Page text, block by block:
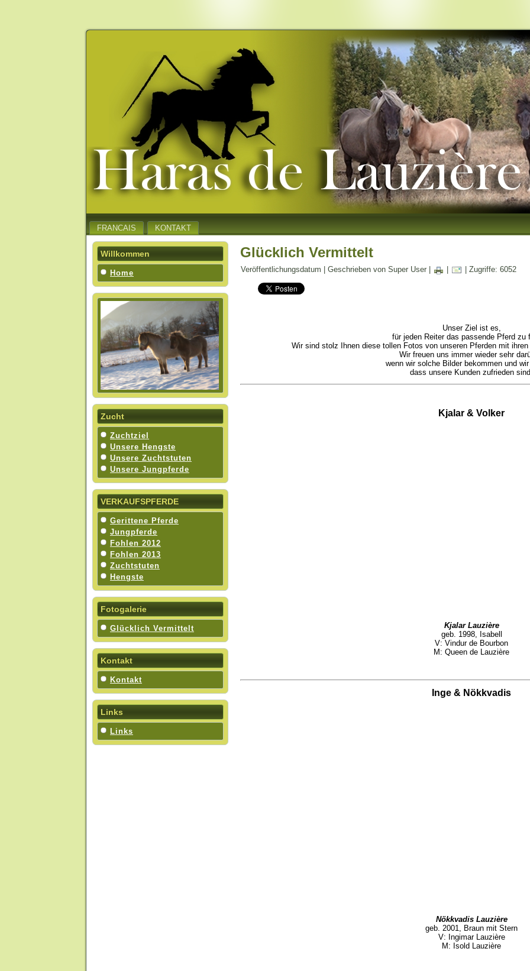
FRANCAIS KONTAKT
Willkommen
Home
Zucht
Zuchtziel
Unsere Hengste
Unsere Zuchtstuten
Unsere Jungpferde
VERKAUFSPFERDE
Gerittene Pferde
Jungpferde
Fohlen 2012
Fohlen 2013
Zuchtstuten
Hengste
Fotogalerie
Glücklich Vermittelt
Kontakt
Kontakt
Links
Links
Glücklich Vermittelt
Veröffentlichungsdatum | Geschrieben von Super User | | Zugriffe: 6052
Unser Ziel ist es,
für jeden Reiter das passende Pferd zu
Wir sind stolz Ihnen diese tollen Fotos von unseren Pferden mit
Wir freuen uns immer wieder sehr
wenn wir solche Bilder bekommen und
dass unsere Kunden zufrieden
Kjalar & Volker
Kjalar Lauzière
geb. 1998, Isabell
V: Vindur de Bourbon
M: Queen de Lauzière
Inge & Nökkvadis
Nökkvadis Lauzière
geb. 2001, Braun mit Stern
V: Ingimar Lauzière
M: Isold Lauzière